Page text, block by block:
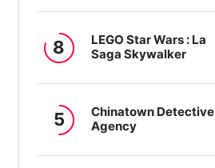
8
LEGO Star Wars : La
Saga Skywalker
5
Chinatown Detective
Agency